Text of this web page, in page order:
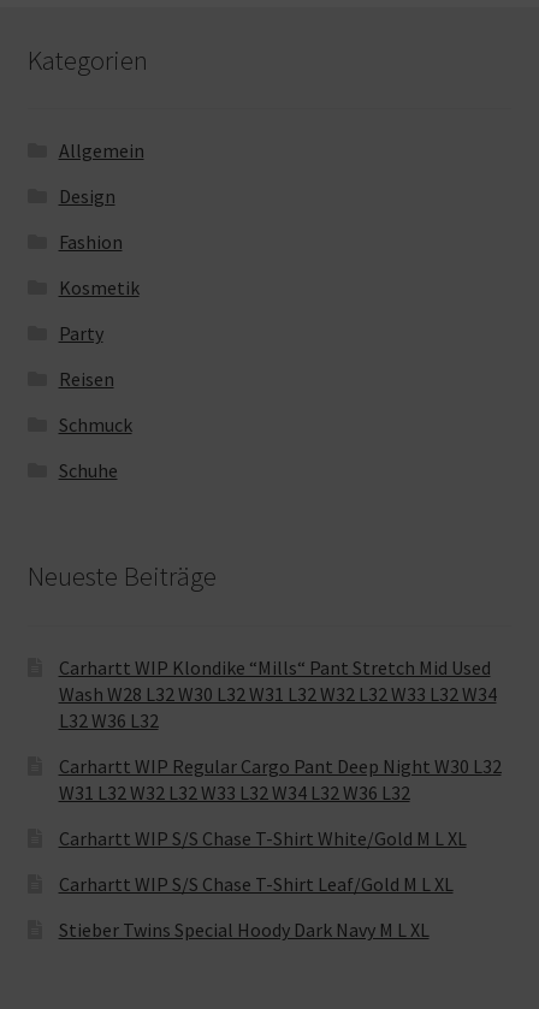
Kategorien
Allgemein
Design
Fashion
Kosmetik
Party
Reisen
Schmuck
Schuhe
Neueste Beiträge
Carhartt WIP Klondike “Mills“ Pant Stretch Mid Used
Wash W28 L32 W30 L32 W31 L32 W32 L32 W33 L32 W34
L32 W36 L32
Carhartt WIP Regular Cargo Pant Deep Night W30 L32
W31 L32 W32 L32 W33 L32 W34 L32 W36 L32
Carhartt WIP S/S Chase T-Shirt White/Gold M L XL
Carhartt WIP S/S Chase T-Shirt Leaf/Gold M L XL
Stieber Twins Special Hoody Dark Navy M L XL